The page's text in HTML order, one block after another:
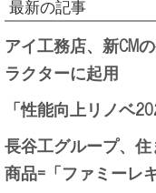
最新の記事
アイ工務店、新CM
ラクターに起用
「性能向上リノベ
長谷工グループ、
商品=「ファミーレ